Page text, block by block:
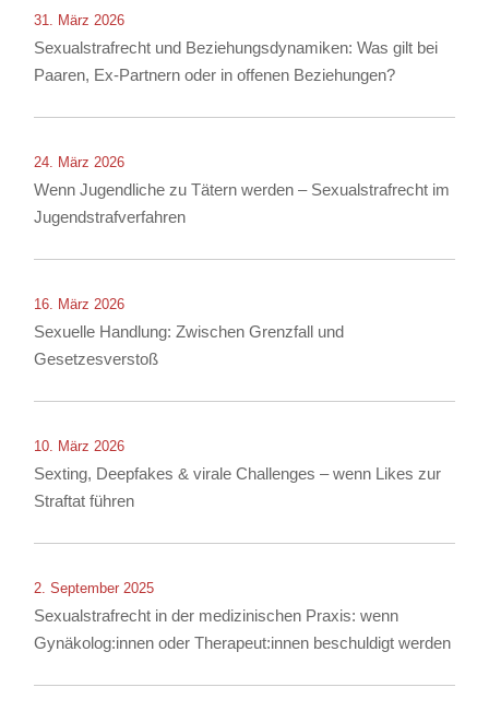
31. März 2026
Sexualstrafrecht und Beziehungsdynamiken: Was gilt bei
Paaren, Ex-Partnern oder in offenen Beziehungen?
24. März 2026
Wenn Jugendliche zu Tätern werden – Sexualstrafrecht im
Jugendstrafverfahren
16. März 2026
Sexuelle Handlung: Zwischen Grenzfall und
Gesetzesverstoß
10. März 2026
Sexting, Deepfakes & virale Challenges – wenn Likes zur
Straftat führen
2. September 2025
Sexualstrafrecht in der medizinischen Praxis: wenn
Gynäkolog:innen oder Therapeut:innen beschuldigt werden